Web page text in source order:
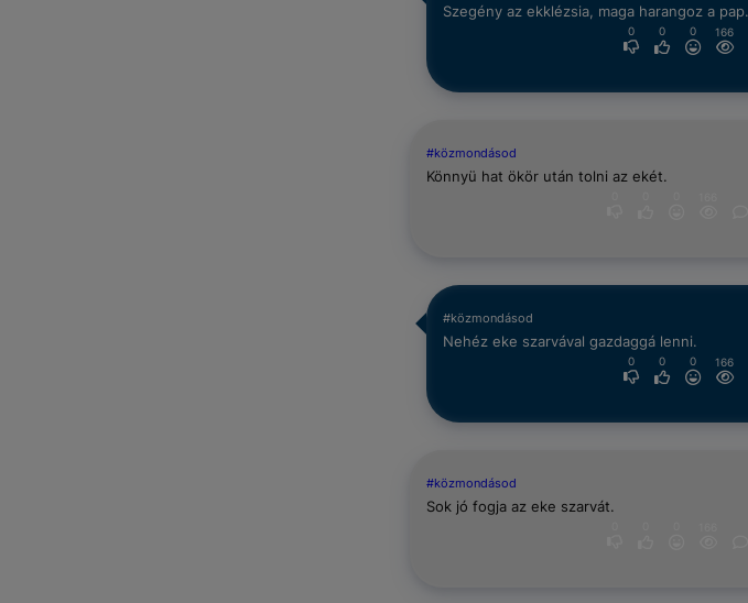
Szegény az ekklézsia, maga harangoz a pap.
0 0 0 166
#közmondásod
Könnyü hat ökör után tolni az ekét.
#közmondásod
Nehéz eke szarvával gazdaggá lenni.
0 0 0 166
#közmondásod
Sok jó fogja az eke szarvát.